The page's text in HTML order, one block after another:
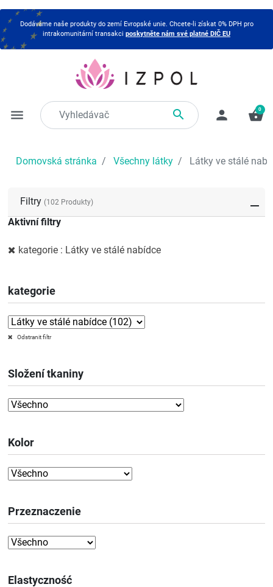
Dodáváme naše produkty do zemí Evropské unie. Chcete-li získat 0% DPH pro
intrakomunitární transakci poskytněte nám své platné DIČ EU
menu  person shopping_basket
0
Domovská stránka Všechny látky Látky ve stálé
Filtry (102 Produkty)
Aktivní filtry
kategorie : Látky ve stálé nabídce
kategorie
Odstranit filtr
Složení tkaniny
Kolor
Przeznaczenie
Elastyczność